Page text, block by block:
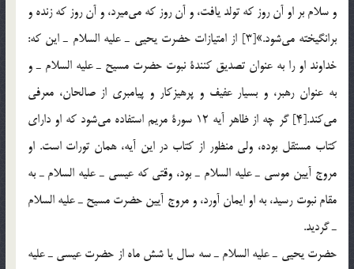
و سلام بر او آن روز كه تولد يافت، و آن روز كه مي‎ميرد، و آن روز كه زنده و
برانگيخته مي‎شود.»[3] از امتيازات حضرت يحيي ـ عليه السلام ـ اين كه:
خداوند او را به عنوان تصديق كنندة نبوت حضرت مسيح ـ عليه السلام ـ و
به عنوان رهبر، و بسيار عفيف و پرهيزكار و پيامبري از صالحان، معرفي
مي‎كند.[4] گر چه از ظاهر آيه 12 سورة مريم استفاده مي‎شود كه او داراي
كتاب مستقل بوده، ولي منظور از كتاب در اين آيه، همان تورات است. او
مروج آيين موسي ـ عليه السلام ـ بود، وقتي كه عيسي ـ عليه السلام ـ به
مقام نبوت رسيد، به او ايمان آورد، و مروج آيين حضرت مسيح ـ عليه السلام
ـ گرديد.
حضرت يحيي ـ عليه السلام ـ سه سال يا شش ماه از حضرت عيسي ـ عليه